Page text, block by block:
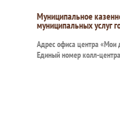
Муниципальное
муниципальных услуг
Адрес офиса центра «Мои
Единый номер колл-